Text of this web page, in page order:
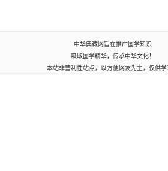
中华典藏网旨在推广国学知识
吸取国学精华，传承中华文化！
本站非营利性站点，以方便网友为主，仅供学